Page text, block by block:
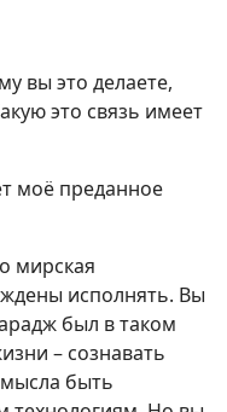
вы это делаете,
это связь имеет
моё преданное
мирская
исполнять. Вы
был в таком
– сознавать
быть